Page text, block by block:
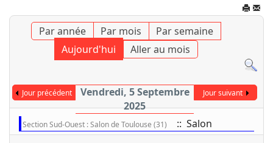
Par année Par mois
Par semaine
Aujourd'hui
Aller au mois
Jour précédent
Vendredi, 5 Septembre
2025
Jour suivant
Section Sud-Ouest : Salon de Toulouse (31) :: Salon